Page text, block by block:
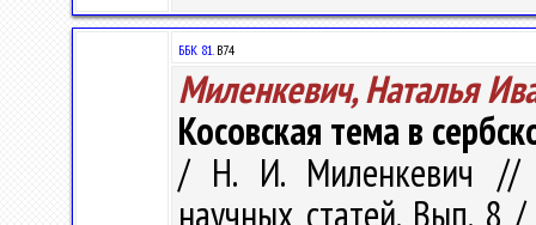
ББК 81.В74
Миленкевич, Наталья
Косовская тема в
/ Н. И. Миленкевич //
научных статей. Вып. 8